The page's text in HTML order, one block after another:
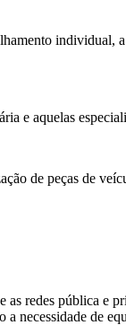
individual,
e aquelas
de peças de
redes pública e
necessidade de